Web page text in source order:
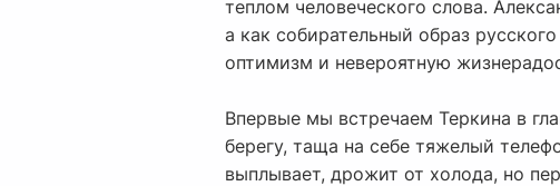
теплом человеческого слова.
а как собирательный образ
оптимизм и невероятную
Впервые мы встречаем Теркина в
берегу, таща на себе тяжелый
выплывает, дрожит от холода, но